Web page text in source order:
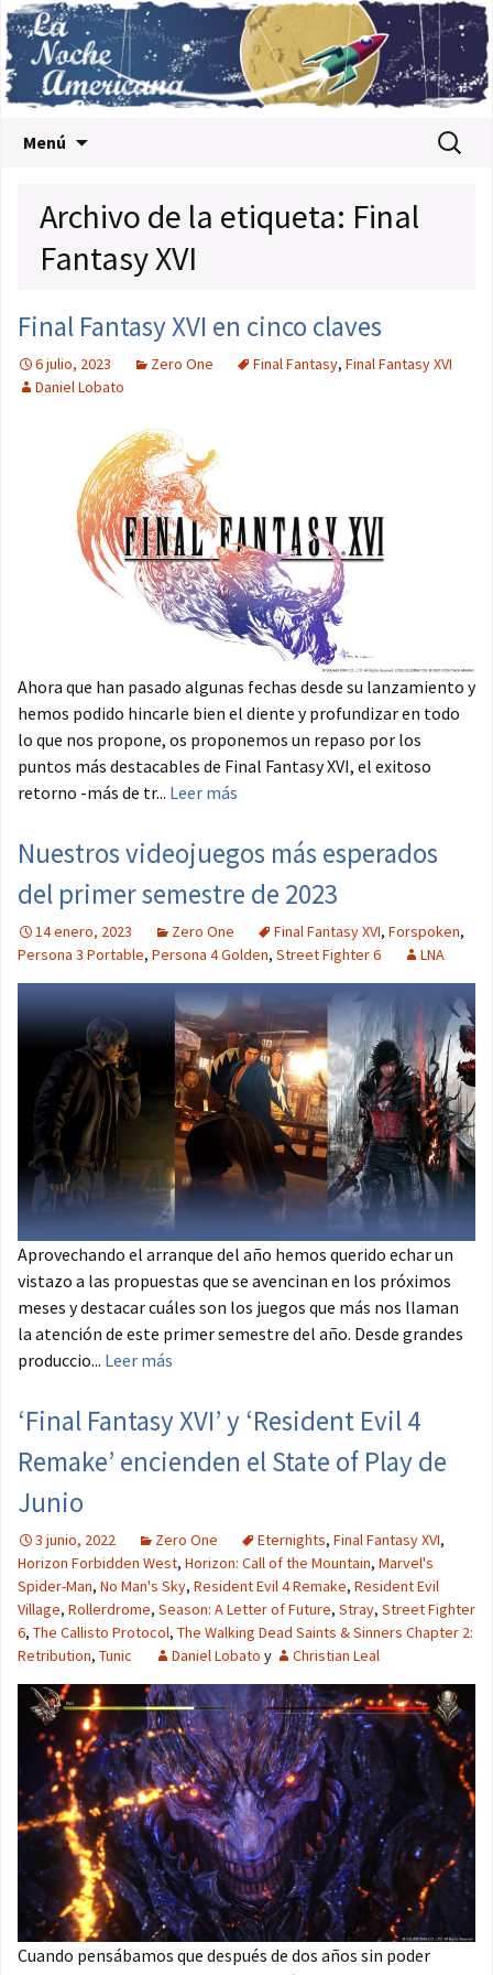
Menú Buscar:
Archivo de la etiqueta: Final
Fantasy XVI
Final Fantasy XVI en cinco claves
6 julio, 2023 Zero One Final Fantasy, Final Fantasy XVI
Daniel Lobato
Ahora que han pasado algunas fechas desde su lanzamiento y
hemos podido hincarle bien el diente y profundizar en todo
lo que nos propone, os proponemos un repaso por los
puntos más destacables de Final Fantasy XVI, el exitoso
retorno -más de tr... Leer más
Nuestros videojuegos más esperados
del primer semestre de 2023
14 enero, 2023 Zero One Final Fantasy XVI, Forspoken,
Persona 3 Portable, Persona 4 Golden, Street Fighter 6 LNA
Aprovechando el arranque del año hemos querido echar un
vistazo a las propuestas que se avencinan en los próximos
meses y destacar cuáles son los juegos que más nos llaman
la atención de este primer semestre del año. Desde grandes
produccio... Leer más
‘Final Fantasy XVI’ y ‘Resident Evil 4
Remake’ encienden el State of Play de
Junio
3 junio, 2022 Zero One Eternights, Final Fantasy XVI,
Horizon Forbidden West, Horizon: Call of the Mountain, Marvel's
Spider-Man, No Man's Sky, Resident Evil 4 Remake, Resident Evil
Village, Rollerdrome, Season: A Letter of Future, Stray, Street Fighter
6, The Callisto Protocol, The Walking Dead Saints & Sinners Chapter 2:
Retribution, Tunic Daniel Lobato y Christian Leal
Cuando pensábamos que después de dos años sin poder